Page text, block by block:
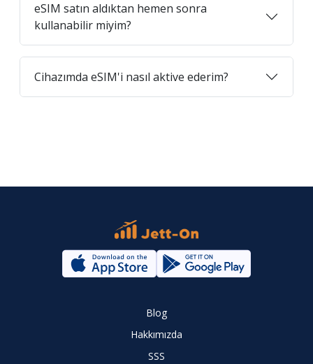
eSIM satın aldıktan hemen sonra
kullanabilir miyim?
Cihazımda eSIM'i nasıl aktive ederim?
Blog
Hakkımızda
SSS